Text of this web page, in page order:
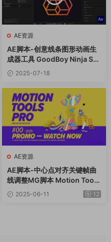
AE资源
AE脚本-创意线条图形动画生
成器工具 GoodBoy Ninja Sh
pr V1.51++使用教程
2025-07-18
AE资源
AE脚本-中心点对齐关键帧曲
线调整MG脚本 Motion Tools
Pro V2.0.6+使用教程
2025-06-11 12